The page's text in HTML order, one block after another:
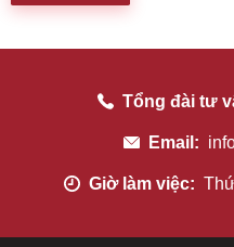
được coi là biểu hiện thực tế
Tổng đài tư
Email:
Giờ làm việc: